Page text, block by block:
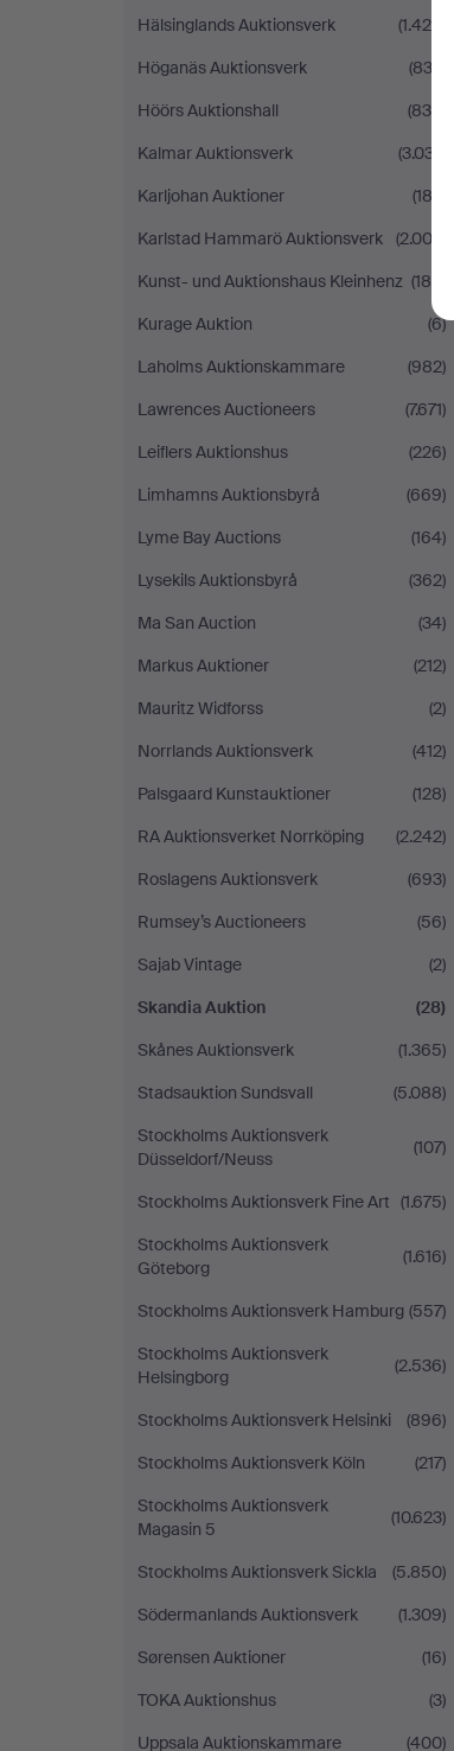
Hälsinglands Auktionsverk
(1.426)
Höganäs Auktionsverk
(833)
Höörs Auktionshall
(834)
Kalmar Auktionsverk
(3.037)
Karljohan Auktioner
(182)
Karlstad Hammarö Auktionsverk
(2.002)
Kunst- und Auktionshaus Kleinhenz (189)
Kurage Auktion
(6)
Laholms Auktionskammare
(982)
Lawrences Auctioneers
(7.671)
Leiflers Auktionshus
(226)
Limhamns Auktionsbyrå
(669)
Lyme Bay Auctions
(164)
Lysekils Auktionsbyrå
(362)
Ma San Auction
(34)
Markus Auktioner
(212)
Mauritz Widforss
(2)
Norrlands Auktionsverk
(412)
Palsgaard Kunstauktioner
(128)
RA Auktionsverket Norrköping
(2.242)
Roslagens Auktionsverk
(693)
Rumsey’s Auctioneers
(56)
Sajab Vintage
(2)
Skandia Auktion
(28)
Skånes Auktionsverk
(1.365)
Stadsauktion Sundsvall
(5.088)
Stockholms Auktionsverk
Düsseldorf/Neuss
(107)
Stockholms Auktionsverk Fine Art (1.675)
Stockholms Auktionsverk
Göteborg
(1.616)
Stockholms Auktionsverk Hamburg (557)
Stockholms Auktionsverk
Helsingborg
(2.536)
Stockholms Auktionsverk Helsinki
(896)
Stockholms Auktionsverk Köln
(217)
Stockholms Auktionsverk
Magasin 5
(10.623)
Stockholms Auktionsverk Sickla
(5.850)
Södermanlands Auktionsverk
(1.309)
Sørensen Auktioner
(16)
TOKA Auktionshus
(3)
Uppsala Auktionskammare
(400)